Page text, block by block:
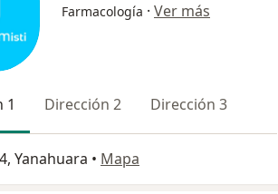
Farmacología · Ver más
1 Dirección 2 Dirección 3
Yanahuara • Mapa